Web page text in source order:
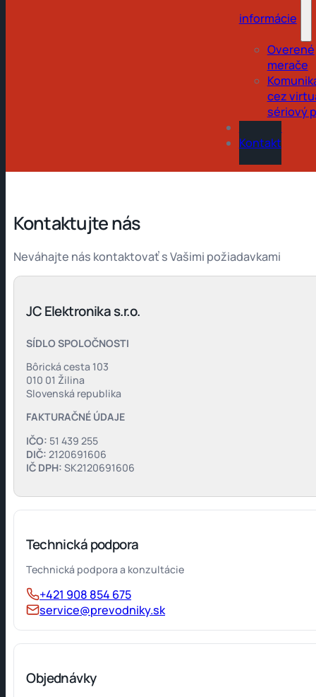
informácie
Overené
merače
cez
sériový
Kontakt
Kontaktujte nás
Neváhajte nás kontaktovať s Vašimi požiadavkami
JC Elektronika s.r.o.
SÍDLO SPOLOČNOSTI
Bôrická cesta 103
010 01 Žilina
Slovenská republika
FAKTURAČNÉ ÚDAJE
IČO: 51 439 255
DIČ: 2120691606
IČ DPH: SK2120691606
Technická podpora
Technická podpora a konzultácie
+421 908 854 675
service@prevodniky.sk
Objednávky